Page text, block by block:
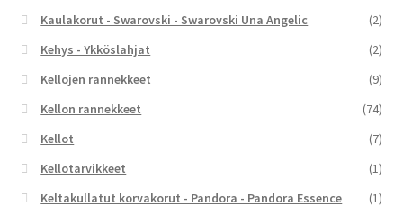
Kaulakorut - Swarovski - Swarovski Una Angelic
(2)
Kehys - Ykköslahjat
(2)
Kellojen rannekkeet
(9)
Kellon rannekkeet
(74)
Kellot
(7)
Kellotarvikkeet
(1)
Keltakullatut korvakorut - Pandora - Pandora Essence
(1)